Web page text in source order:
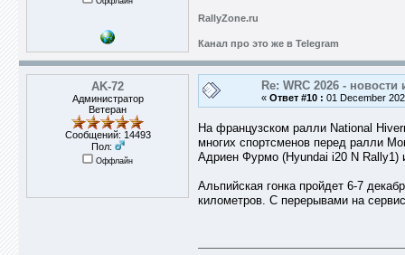
RallyZone.ru
Канал про это же в Telegram
AK-72
Администратор
Ветеран
Сообщений: 14493
Пол:
Оффлайн
Re: WRC 2026 - новости
« Ответ #10 : 01 December
На французском ралли National
многих спортсменов перед ралли
Адриен Фурмо (Hyundai i20 N Rally1)
Альпийская гонка пройдет 6-7
километров. С перерывами на